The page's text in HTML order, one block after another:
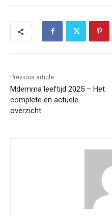
Previous article
Mdemma leeftijd 2025 – Het
complete en actuele
overzicht